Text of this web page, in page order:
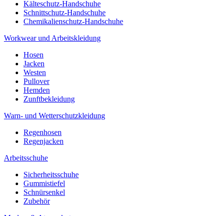
Kälteschutz-Handschuhe
Schnittschutz-Handschuhe
Chemikalienschutz-Handschuhe
Workwear und Arbeitskleidung
Hosen
Jacken
Westen
Pullover
Hemden
Zunftbekleidung
Warn- und Wetterschutzkleidung
Regenhosen
Regenjacken
Arbeitsschuhe
Sicherheitsschuhe
Gummistiefel
Schnürsenkel
Zubehör